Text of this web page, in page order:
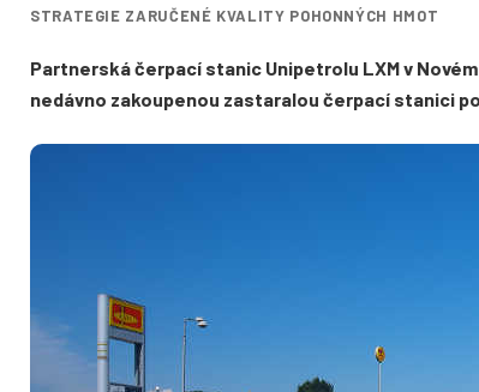
STRATEGIE ZARUČENÉ KVALITY POHONNÝCH HMOT
Partnerská čerpací stanic Unipetrolu LXM v
nedávno zakoupenou zastaralou čerpací stanici